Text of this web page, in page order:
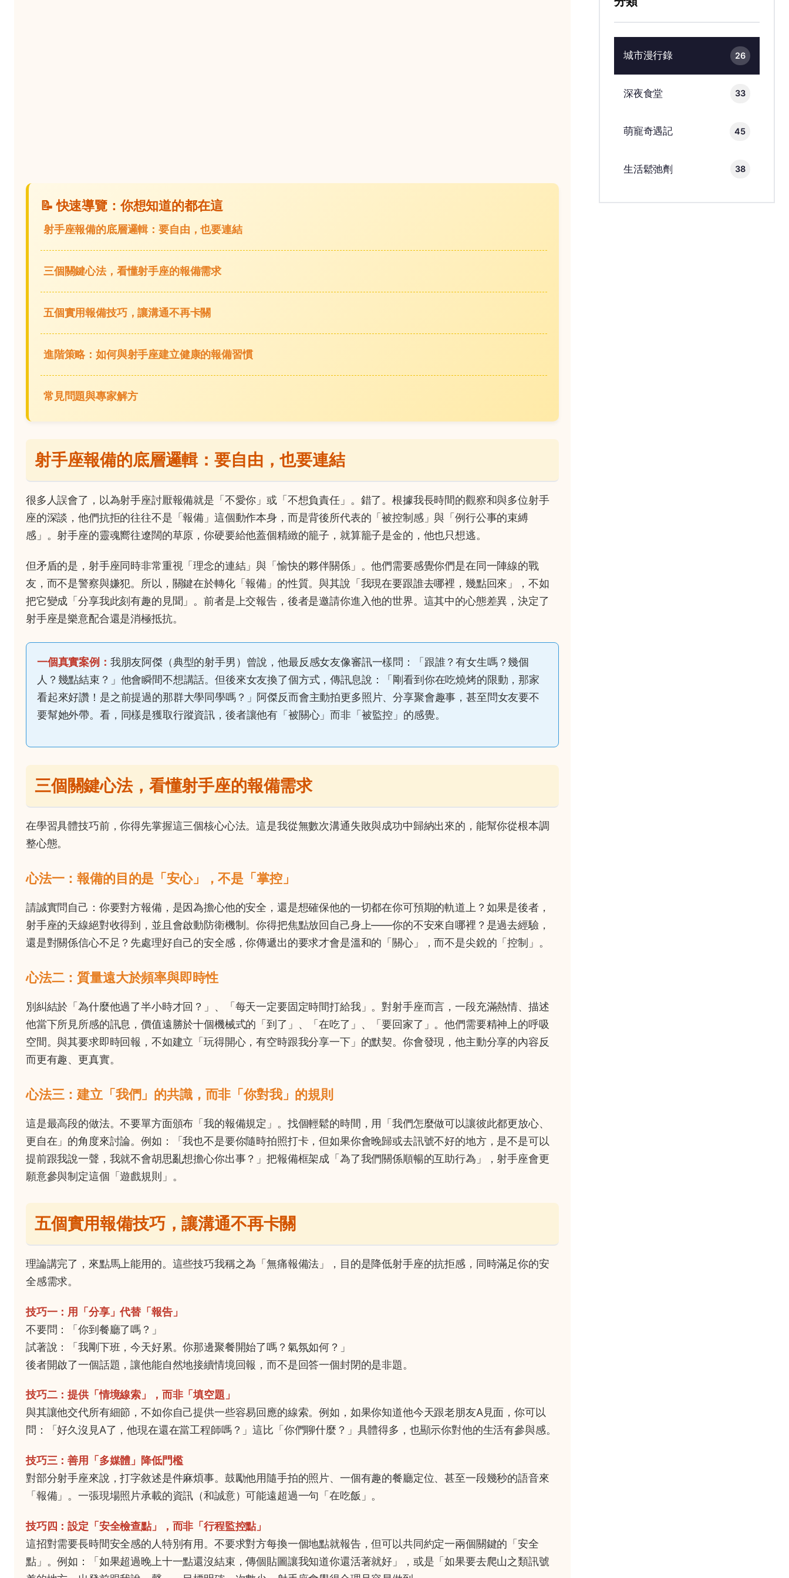
📝 快速導覽：你想知道的都在這
射手座報備的底層邏輯：要自由，也要連結
三個關鍵心法，看懂射手座的報備需求
五個實用報備技巧，讓溝通不再卡關
進階策略：如何與射手座建立健康的報備習慣
常見問題與專家解方
射手座報備的底層邏輯：要自由，也要連結
很多人誤會了，以為射手座討厭報備就是「不愛你」或「不想負責任」。錯了。根據我長時間的觀察和與多位射手
座的深談，他們抗拒的往往不是「報備」這個動作本身，而是背後所代表的「被控制感」與「例行公事的束縛
感」。射手座的靈魂嚮往遼闊的草原，你硬要給他蓋個精緻的籠子，就算籠子是金的，他也只想逃。
但矛盾的是，射手座同時非常重視「理念的連結」與「愉快的夥伴關係」。他們需要感覺你們是在同一陣線的戰
友，而不是警察與嫌犯。所以，關鍵在於轉化「報備」的性質。與其說「我現在要跟誰去哪裡，幾點回來」，不如
把它變成「分享我此刻有趣的見聞」。前者是上交報告，後者是邀請你進入他的世界。這其中的心態差異，決定了
射手座是樂意配合還是消極抵抗。
一個真實案例： 我朋友阿傑（典型的射手男）曾說，他最反感女友像審訊一樣問：「跟誰？有女生嗎？幾個
人？幾點結束？」他會瞬間不想講話。但後來女友換了個方式，傳訊息說：「剛看到你在吃燒烤的限動，那家
看起來好讚！是之前提過的那群大學同學嗎？」阿傑反而會主動拍更多照片、分享聚會趣事，甚至問女友要不
要幫她外帶。看，同樣是獲取行蹤資訊，後者讓他有「被關心」而非「被監控」的感覺。
三個關鍵心法，看懂射手座的報備需求
在學習具體技巧前，你得先掌握這三個核心心法。這是我從無數次溝通失敗與成功中歸納出來的，能幫你從根本調
整心態。
心法一：報備的目的是「安心」，不是「掌控」
請誠實問自己：你要對方報備，是因為擔心他的安全，還是想確保他的一切都在你可預期的軌道上？如果是後者，
射手座的天線絕對收得到，並且會啟動防衛機制。你得把焦點放回自己身上——你的不安來自哪裡？是過去經驗，
還是對關係信心不足？先處理好自己的安全感，你傳遞出的要求才會是溫和的「關心」，而不是尖銳的「控制」。
心法二：質量遠大於頻率與即時性
別糾結於「為什麼他過了半小時才回？」、「每天一定要固定時間打給我」。對射手座而言，一段充滿熱情、描述
他當下所見所感的訊息，價值遠勝於十個機械式的「到了」、「在吃了」、「要回家了」。他們需要精神上的呼吸
空間。與其要求即時回報，不如建立「玩得開心，有空時跟我分享一下」的默契。你會發現，他主動分享的內容反
而更有趣、更真實。
心法三：建立「我們」的共識，而非「你對我」的規則
這是最高段的做法。不要單方面頒布「我的報備規定」。找個輕鬆的時間，用「我們怎麼做可以讓彼此都更放心、
更自在」的角度來討論。例如：「我也不是要你隨時拍照打卡，但如果你會晚歸或去訊號不好的地方，是不是可以
提前跟我說一聲，我就不會胡思亂想擔心你出事？」把報備框架成「為了我們關係順暢的互助行為」，射手座會更
願意參與制定這個「遊戲規則」。
五個實用報備技巧，讓溝通不再卡關
理論講完了，來點馬上能用的。這些技巧我稱之為「無痛報備法」，目的是降低射手座的抗拒感，同時滿足你的安
全感需求。
技巧一：用「分享」代替「報告」
不要問：「你到餐廳了嗎？」
試著說：「我剛下班，今天好累。你那邊聚餐開始了嗎？氣氛如何？」
後者開啟了一個話題，讓他能自然地接續情境回報，而不是回答一個封閉的是非題。
技巧二：提供「情境線索」，而非「填空題」
與其讓他交代所有細節，不如你自己提供一些容易回應的線索。例如，如果你知道他今天跟老朋友A見面，你可以
問：「好久沒見A了，他現在還在當工程師嗎？」這比「你們聊什麼？」具體得多，也顯示你對他的生活有參與感。
技巧三：善用「多媒體」降低門檻
對部分射手座來說，打字敘述是件麻煩事。鼓勵他用隨手拍的照片、一個有趣的餐廳定位、甚至一段幾秒的語音來
「報備」。一張現場照片承載的資訊（和誠意）可能遠超過一句「在吃飯」。
技巧四：設定「安全檢查點」，而非「行程監控點」
這招對需要長時間安全感的人特別有用。不要求對方每換一個地點就報告，但可以共同約定一兩個關鍵的「安全
點」。例如：「如果超過晚上十一點還沒結束，傳個貼圖讓我知道你還活著就好」，或是「如果要去爬山之類訊號
城市漫行錄 26
深夜食堂 33
萌寵奇遇記 45
生活鬆弛劑 38